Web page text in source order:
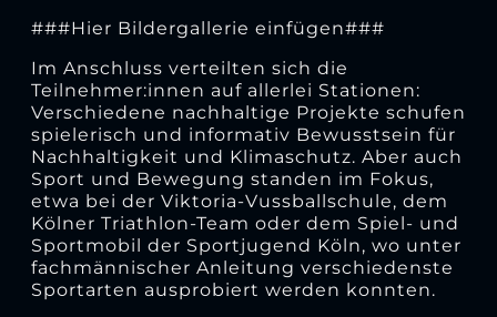
###Hier Bildergallerie einfügen###
Im Anschluss verteilten sich die
Teilnehmer:innen auf allerlei Stationen:
Verschiedene nachhaltige Projekte schufen
spielerisch und informativ Bewusstsein für
Nachhaltigkeit und Klimaschutz. Aber auch
Sport und Bewegung standen im Fokus,
etwa bei der Viktoria-Vussballschule, dem
Kölner Triathlon-Team oder dem Spiel- und
Sportmobil der Sportjugend Köln, wo unter
fachmännischer Anleitung verschiedenste
Sportarten ausprobiert werden konnten.